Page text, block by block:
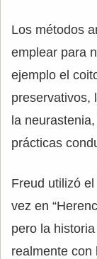
Los métodos
emplear para
ejemplo el
preservativos,
la
prácticas
Freud utilizó
vez en
pero la
realmente con